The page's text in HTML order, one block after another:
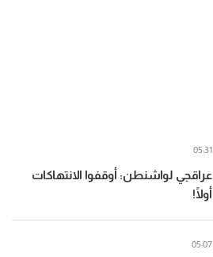
عراقجي لواشنطن: أوقفوا الانتهاكات
أولًا!
05:31
05:07